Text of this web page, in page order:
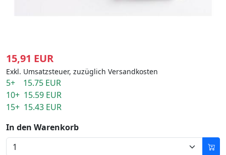
15,91 EUR
Exkl. Umsatzsteuer, zuzüglich Versandkosten
5+ 15.75 EUR
10+ 15.59 EUR
15+ 15.43 EUR
In den Warenkorb